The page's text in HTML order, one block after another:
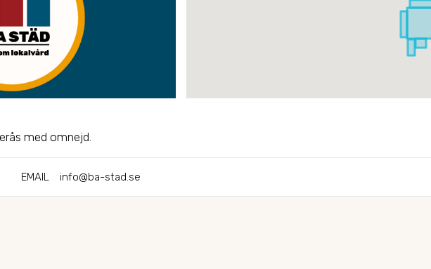
med omnejd.
EMAIL info@ba-stad.se